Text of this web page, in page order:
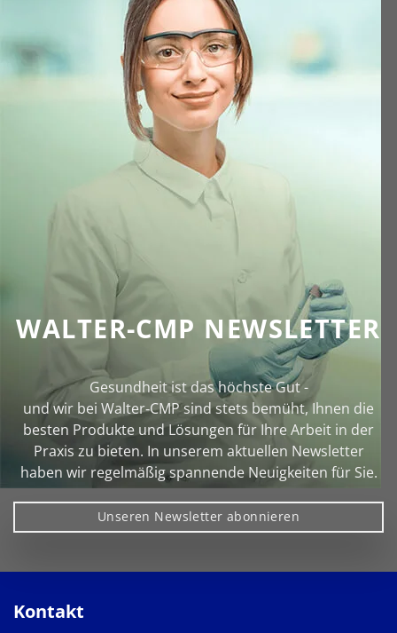
WALTER-CMP NEWSLETTER
Gesundheit ist das höchste Gut -
und wir bei Walter‑CMP sind stets bemüht, Ihnen die
besten Produkte und Lösungen für Ihre Arbeit in der
Praxis zu bieten. In unserem aktuellen Newsletter
haben wir regelmäßig spannende Neuigkeiten für Sie.
Unseren Newsletter abonnieren
Kontakt